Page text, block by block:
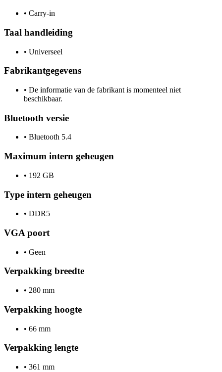
• Carry-in
Taal handleiding
• Universeel
Fabrikantgegevens
• De informatie van de fabrikant is momenteel niet
beschikbaar.
Bluetooth versie
• Bluetooth 5.4
Maximum intern geheugen
• 192 GB
Type intern geheugen
• DDR5
VGA poort
• Geen
Verpakking breedte
• 280 mm
Verpakking hoogte
• 66 mm
Verpakking lengte
• 361 mm